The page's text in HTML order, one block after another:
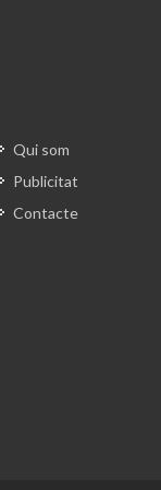
Qui som
Publicitat
Contacte